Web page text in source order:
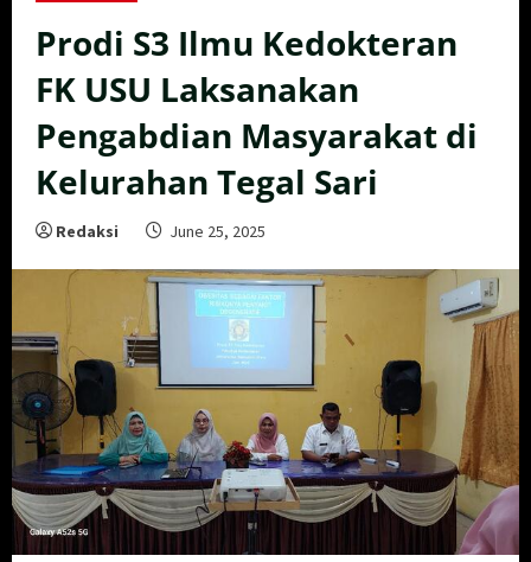
Prodi S3 Ilmu Kedokteran
FK USU Laksanakan
Pengabdian Masyarakat di
Kelurahan Tegal Sari
Redaksi June 25, 2025